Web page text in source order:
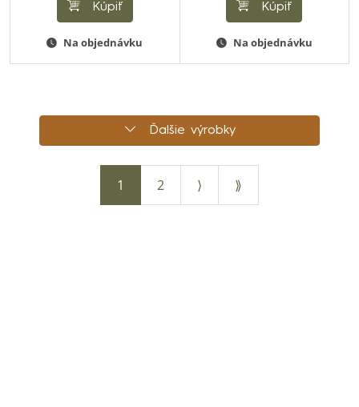
Kúpiť
Na objednávku
Kúpiť
Na objednávku
Ďalšie výrobky
1 2 ⟩ ⟫